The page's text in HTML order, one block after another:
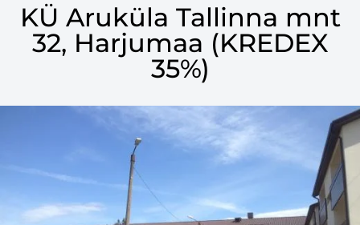
KÜ Aruküla Tallinna mnt
32, Harjumaa (KREDEX
35%)